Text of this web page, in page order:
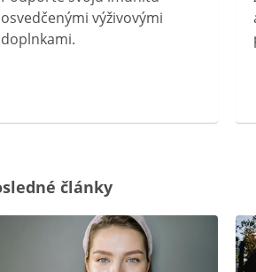
osvedčenými výživovými
doplnkami.
články